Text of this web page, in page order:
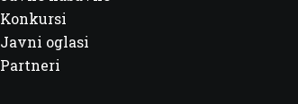
Konkursi
Javni oglasi
Partneri